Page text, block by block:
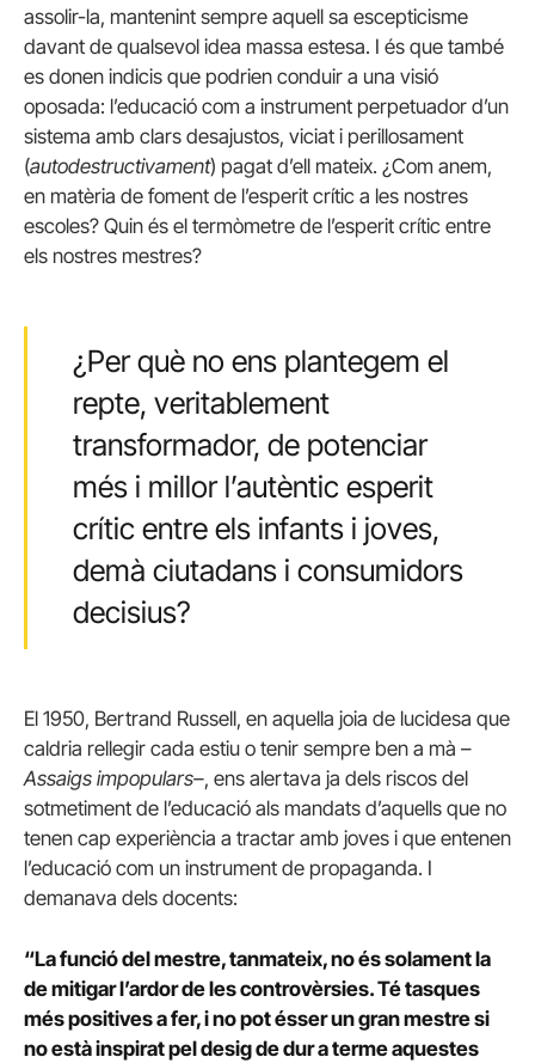
assolir-la, mantenint sempre aquell sa escepticisme
davant de qualsevol idea massa estesa. I és que també
es donen indicis que podrien conduir a una visió
oposada: l’educació com a instrument perpetuador d’un
sistema amb clars desajustos, viciat i perillosament
(autodestructivament) pagat d’ell mateix. ¿Com anem,
en matèria de foment de l’esperit crític a les nostres
escoles? Quin és el termòmetre de l’esperit crític entre
els nostres mestres?
¿Per què no ens plantegem el
repte, veritablement
transformador, de potenciar
més i millor l’autèntic esperit
crític entre els infants i joves,
demà ciutadans i consumidors
decisius?
El 1950, Bertrand Russell, en aquella joia de lucidesa que
caldria rellegir cada estiu o tenir sempre ben a mà –
Assaigs impopulars–, ens alertava ja dels riscos del
sotmetiment de l’educació als mandats d’aquells que no
tenen cap experiència a tractar amb joves i que entenen
l’educació com un instrument de propaganda. I
demanava dels docents:
“La funció del mestre, tanmateix, no és solament la
de mitigar l’ardor de les controvèrsies. Té tasques
més positives a fer, i no pot ésser un gran mestre si
no està inspirat pel desig de dur a terme aquestes